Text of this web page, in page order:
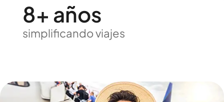
8+ años
simplificando viajes